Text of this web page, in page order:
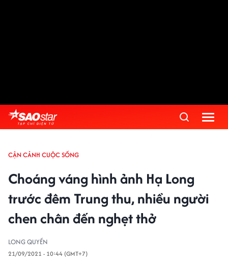
CẬN CẢNH CUỘC SỐNG
Choáng váng hình ảnh Hạ Long
trước đêm Trung thu, nhiều người
chen chân đến nghẹt thở
LONG QUYỀN
21/09/2021 - 10:44 (GMT+7)